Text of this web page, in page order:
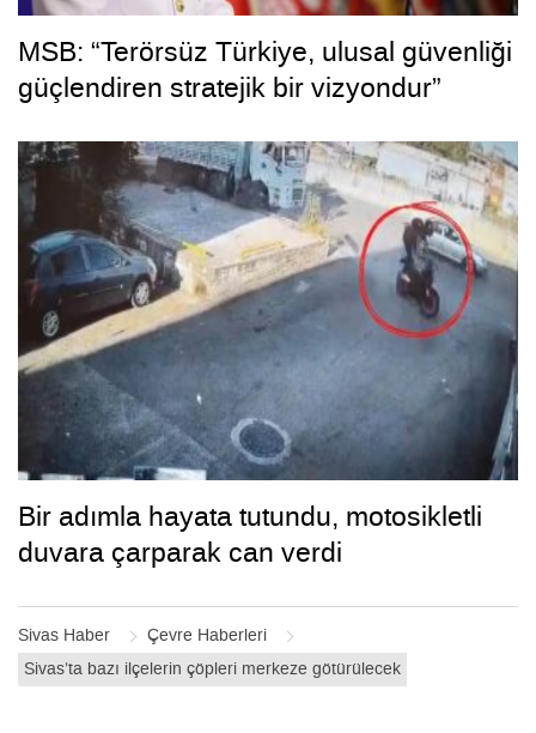
Sivas Haber
Çevre Haberleri
Sivas’ta bazı ilçelerin çöpleri merkeze götürülecek
MSB: “Terörsüz Türkiye, ulusal güvenliği
güçlendiren stratejik bir vizyondur”
Bir adımla hayata tutundu, motosikletli
duvara çarparak can verdi